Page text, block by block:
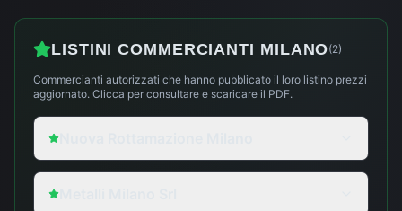
LISTINI COMMERCIANTI MILANO(2)
Commercianti autorizzati che hanno pubblicato il loro listino prezzi
aggiornato. Clicca per consultare e scaricare il PDF.